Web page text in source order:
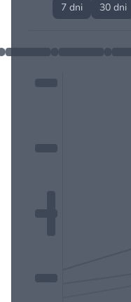
7 dni
30 dni